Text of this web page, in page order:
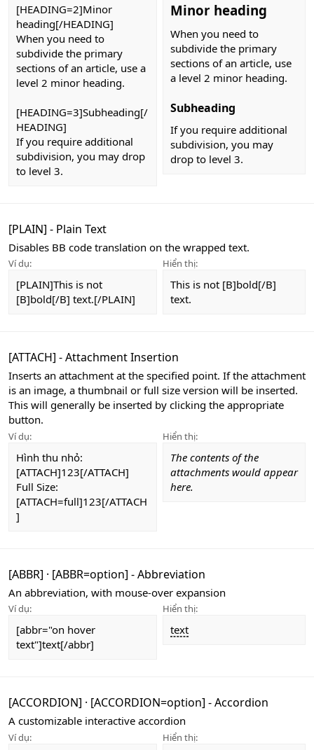
[HEADING=2]Minor
heading[/HEADING]
When you need to
subdivide the primary
sections of an article, use a
level 2 minor heading.
[HEADING=3]Subheading[/
HEADING]
If you require additional
subdivision, you may drop
to level 3.
Minor heading
When you need to
subdivide the primary
sections of an article, use
a level 2 minor heading.
Subheading
If you require additional
subdivision, you may
drop to level 3.
[PLAIN] - Plain Text
Disables BB code translation on the wrapped text.
Ví dụ:
[PLAIN]This is not
[B]bold[/B] text.[/PLAIN]
Hiển thị:
This is not [B]bold[/B]
text.
[ATTACH] - Attachment Insertion
Inserts an attachment at the specified point. If the attachment
is an image, a thumbnail or full size version will be inserted.
This will generally be inserted by clicking the appropriate
button.
Ví dụ:
Hình thu nhỏ:
[ATTACH]123[/ATTACH]
Full Size:
[ATTACH=full]123[/ATTACH
]
Hiển thị:
The contents of the
attachments would appear
here.
[ABBR] · [ABBR=option] - Abbreviation
An abbreviation, with mouse-over expansion
Ví dụ:
[abbr="on hover
text"]text[/abbr]
Hiển thị:
text
[ACCORDION] · [ACCORDION=option] - Accordion
A customizable interactive accordion
Ví dụ: Hiển thị: